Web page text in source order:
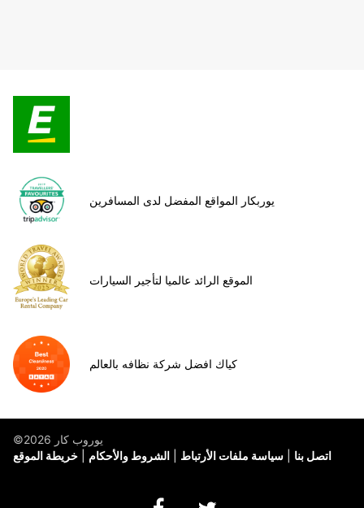
يوربكار المواقع المفضل لدى المسافرين
الموقع الرائد عالميا لتأجير السيارات
كياك افضل شركة نظافه بالعالم
©يوروب كار 2026
خريطة الموقع
الشروط والأحكام سياسة ملفات الأرتباط اتصل بنا